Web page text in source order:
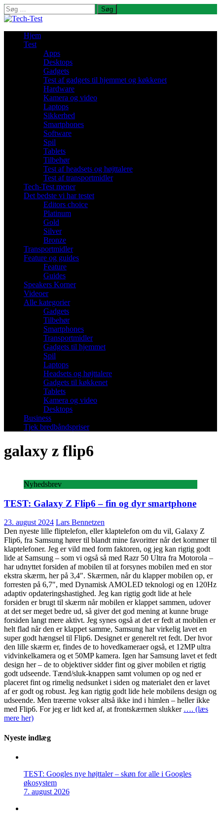
Søg
efter:
Hjem
Test
Apps
Desktops
Gadgets
Test af gadgets til hjemmet og køkkenet
Hardware
Kamera og video
Laptops
Sikkerhed
Smartphones
Software
Spil
Tablets
Tilbehør
Test af headsets og højttalere
Test af transportmidler
Tech-Test mener
Det bedste vi har testet
Editors choice
Platinum
Gold
Silver
Bronze
Transportmidler
Feature og guides
Feature
Guides
Speakers Korner
Videoer
Alle kategorier
Gadgets
Tilbehør
Smartphones
Transportmidler
Gadgets til hjemmet
Spil
Laptops
Headsets og højttalere
Gadgets til køkkenet
Tablets
Kamera og video
Desktops
Business
Tjek bredbåndspriser
galaxy z flip6
Nyhedsbrev
TEST: Galaxy Z Flip6 – fin og dyr smartphone
23. august 2024 Lars Bennetzen
Den nyeste lille fliptelefon, eller klaptelefon om du vil, Galaxy Z
Flip6, fra Samsung hører til blandt mine favoritter når det kommer til
klaptelefoner. Jeg er vild med form faktoren, og jeg kan rigtig godt
lide at Samsung – som vi også så med Razr 50 Ultra fra Motorola –
har udnyttet forsiden af mobilen til at forsynes mobilen med en stor
ekstra skærm, her på 3,4″. Skærmen, når du klapper mobilen op, er
forresten på 6,7″, med Dynamisk AMOLED teknologi og en 120Hz
adaptiv opdateringshastighed. Jeg kan rigtig godt lide at hele
forsiden er brugt til skærm når mobilen er klappet sammen, udover
at det ser meget bedre ud, så giver det god mening at kunne bruge
forsiden langt mere aktivt. Jeg synes også at det er fedt at mobilen er
helt flad når den er klappet samme, Samsung har virkelig lavet en
super godt hængsel til Flip6. Designet er generelt ret fedt. Der hvor
den lille skærm er, findes de to hovedkameraer også, et 12MP ultra
vidvinkelkamera og et 50MP kamera. Igen har Samsung lavet et fedt
design her – de to objektiver sidder fint og giver mobilen et rigtig
godt udseende. Tænd/sluk-knappen samt volumen op og ned er
placeret fint og rimelig nedsunket i siden og materialet den er lavet
af er godt og robust. Jeg kan rigtig godt lide hele mobilens design og
udseende. Men træerne vokser altså ikke ind i himlen – heller ikke
med Flip6. For jeg er lidt ked af, at frontskærmen slukker …. (læs
mere her)
Nyeste indlæg
TEST: Googles nye højttaler – skøn for alle i Googles
økosystem
7. august 2026